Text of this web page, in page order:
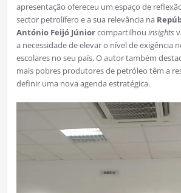
apresentação ofereceu um espaço de
sector petrolífero e a sua relevância na
António Feijó Júniorcompartilhou insights
a necessidade de elevar o nível de exigência
escolares no seu país. O autor também
mais pobres produtores de petróleo têm a
definir uma nova agenda estratégica.